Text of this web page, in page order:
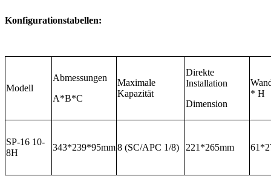
Konfigurationstabellen:
Modell
Abmessungen
A*B*C
Maximale
Kapazität
Direkte
Installation
Dimension
* H
SP-16 10-
8H
343*239*95mm8 (SC/APC 1/8) 221*265mm